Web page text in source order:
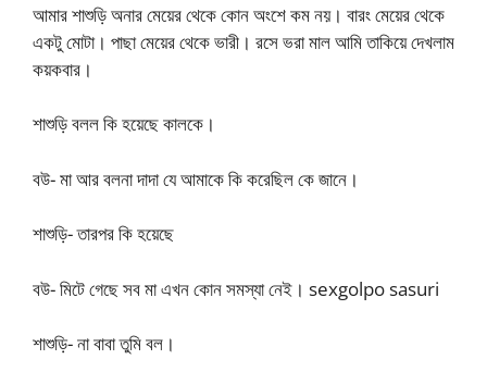
আমার শাশুড়ি অনার মেয়ের থেকে কোন অংশে কম নয়। বারং মেয়ের থেকে
একটু মোটা। পাছা মেয়ের থেকে ভারী। রসে ভরা মাল আমি তাকিয়ে দেখলাম
কয়কবার।
শাশুড়ি বলল কি হয়েছে কালকে।
বউ- মা আর বলনা দাদা যে আমাকে কি করেছিল কে জানে।
শাশুড়ি- তারপর কি হয়েছে
বউ- মিটে গেছে সব মা এখন কোন সমস্যা নেই। sexgolpo sasuri
শাশুড়ি- না বাবা তুমি বল।